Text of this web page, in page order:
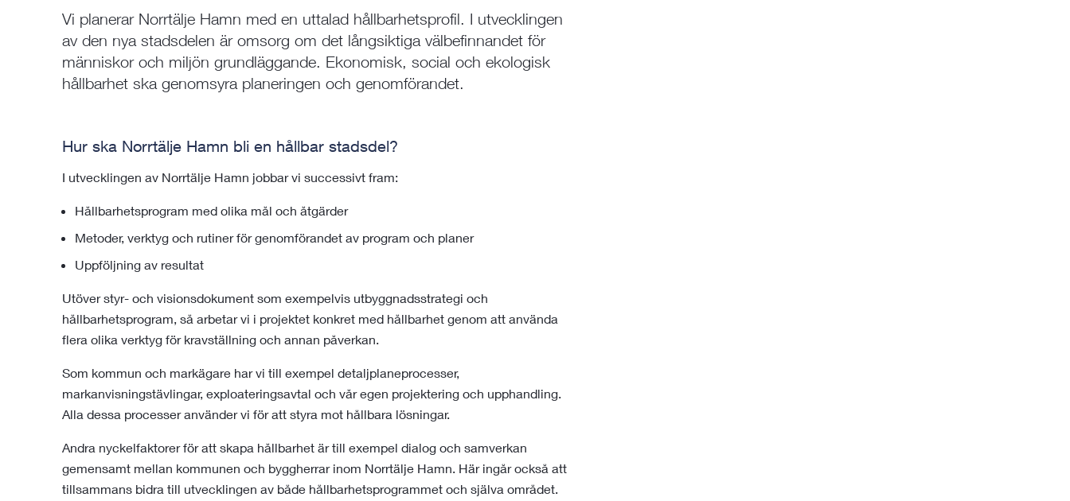
Vi planerar Norrtälje Hamn med en uttalad hållbarhetsprofil. I utvecklingen
av den nya stadsdelen är omsorg om det långsiktiga välbefinnandet för
människor och miljön grundläggande. Ekonomisk, social och ekologisk
hållbarhet ska genomsyra planeringen och genomförandet.
Hur ska Norrtälje Hamn bli en hållbar stadsdel?
I utvecklingen av Norrtälje Hamn jobbar vi successivt fram:
Hållbarhetsprogram med olika mål och åtgärder
Metoder, verktyg och rutiner för genomförandet av program och planer
Uppföljning av resultat
Utöver styr- och visionsdokument som exempelvis utbyggnadsstrategi och
hållbarhetsprogram, så arbetar vi i projektet konkret med hållbarhet genom att använda
flera olika verktyg för kravställning och annan påverkan.
Som kommun och markägare har vi till exempel detaljplaneprocesser,
markanvisningstävlingar, exploateringsavtal och vår egen projektering och upphandling.
Alla dessa processer använder vi för att styra mot hållbara lösningar.
Andra nyckelfaktorer för att skapa hållbarhet är till exempel dialog och samverkan
gemensamt mellan kommunen och byggherrar inom Norrtälje Hamn. Här ingår också att
tillsammans bidra till utvecklingen av både hållbarhetsprogrammet och själva området.